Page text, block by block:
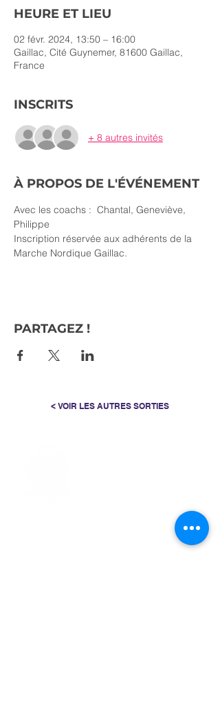
HEURE ET LIEU
02 févr. 2024, 13:50 – 16:00
Gaillac, Cité Guynemer, 81600 Gaillac,
France
INSCRITS
+ 8 autres invités
À PROPOS DE L'ÉVÉNEMENT
Avec les coachs :  Chantal, Geneviève,
Philippe
Inscription réservée aux adhérents de la
Marche Nordique Gaillac.
PARTAGEZ !
< VOIR LES AUTRES SORTIES